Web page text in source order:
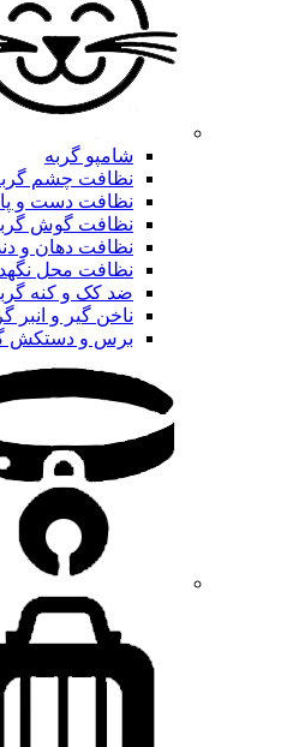
شامپو گربه
نظافت چشم
نظافت دست و پا
نظافت گوش
نظافت دهان و
نظافت محل
ضد کک و کنه
ناخن گیر و انبر
برس و دستکش